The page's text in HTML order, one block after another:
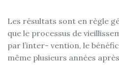
Les résultats sont en règle
que le processus de
par l’inter- vention, le
même plusieurs années